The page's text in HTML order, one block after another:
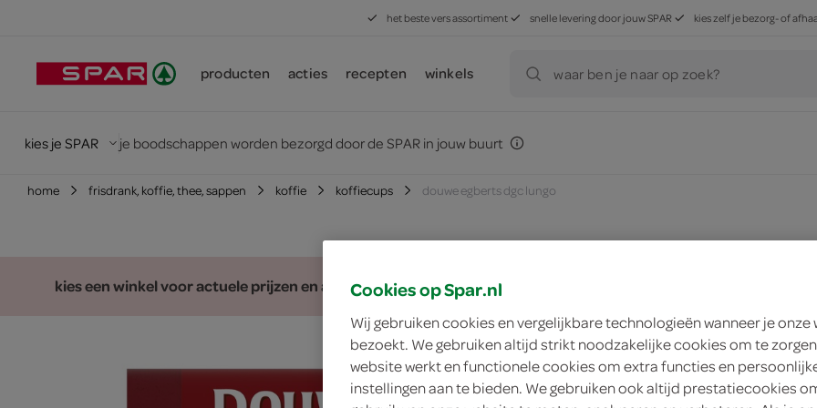
het beste vers assortiment snelle levering door jouw SPAR kies zelf je bezorg- of
producten acties recepten winkels waar ben je naar op zoek?
kies je SPAR je boodschappen worden bezorgd door de SPAR in jouw buurt
home frisdrank, koffie, thee, sappen koffie koffiecups douwe egberts dgc lungo
kies een winkel voor actuele prijzen en assortiment
Douwe Egberts dgc
Cookies op Spar.nl
Wij gebruiken cookies en vergelijkbare technologieën wanneer je onze
bezoekt. We gebruiken altijd strikt noodzakelijke cookies om te
website werkt en functionele cookies om extra functies en
instellingen aan te bieden. We gebruiken ook altijd prestatiecookies